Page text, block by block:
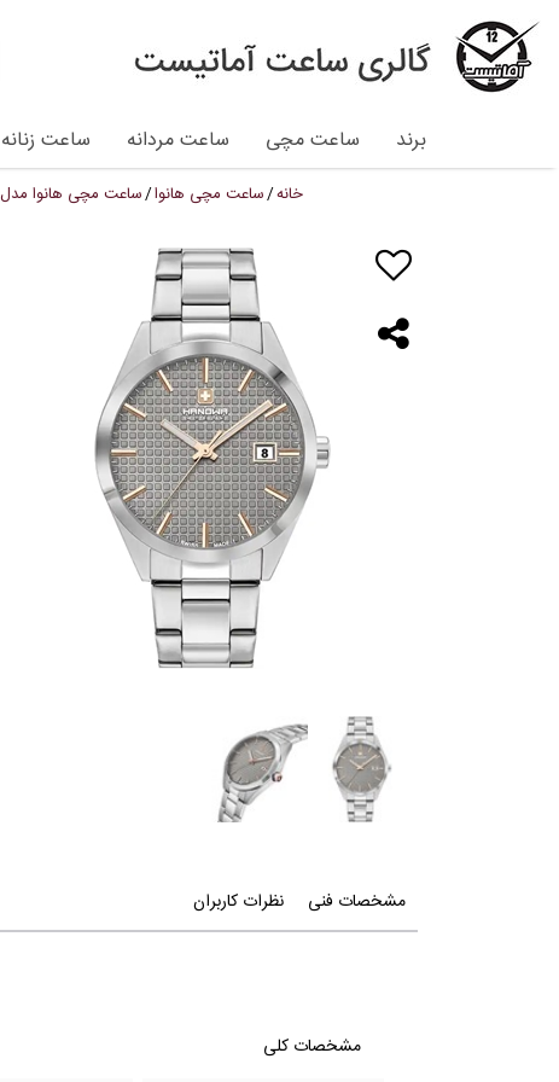
برند ساعت مچی ساعت مردانه ساعت زنانه
خانه ساعت مچی هانوا ساعت مچی هانوا مدل HAWGH0002103
مشخصات فنی نظرات کاربران
مشخصات کلی